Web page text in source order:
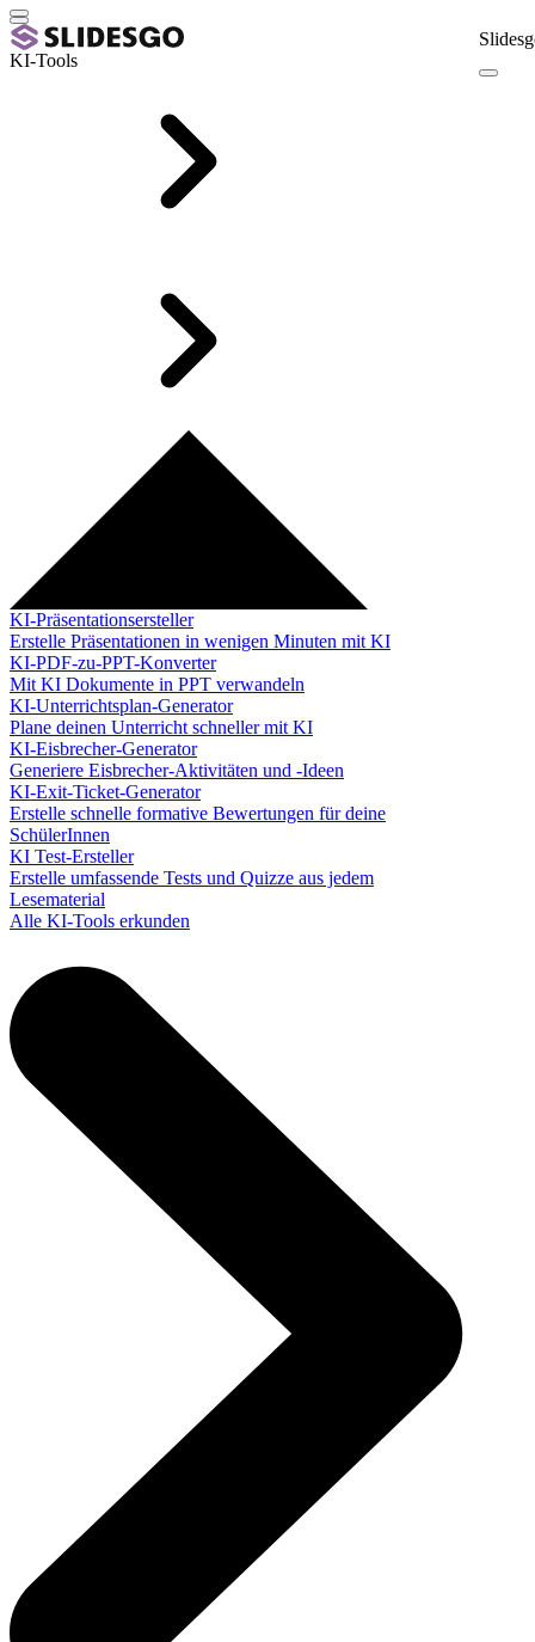
KI-Tools
KI-Präsentationsersteller
Erstelle Präsentationen in wenigen Minuten mit KI
KI-PDF-zu-PPT-Konverter
Mit KI Dokumente in PPT verwandeln
KI-Unterrichtsplan-Generator
Plane deinen Unterricht schneller mit KI
KI-Eisbrecher-Generator
Generiere Eisbrecher-Aktivitäten und -Ideen
KI-Exit-Ticket-Generator
Erstelle schnelle formative Bewertungen für deine
SchülerInnen
KI Test-Ersteller
Erstelle umfassende Tests und Quizze aus jedem
Lesematerial
Alle KI-Tools erkunden